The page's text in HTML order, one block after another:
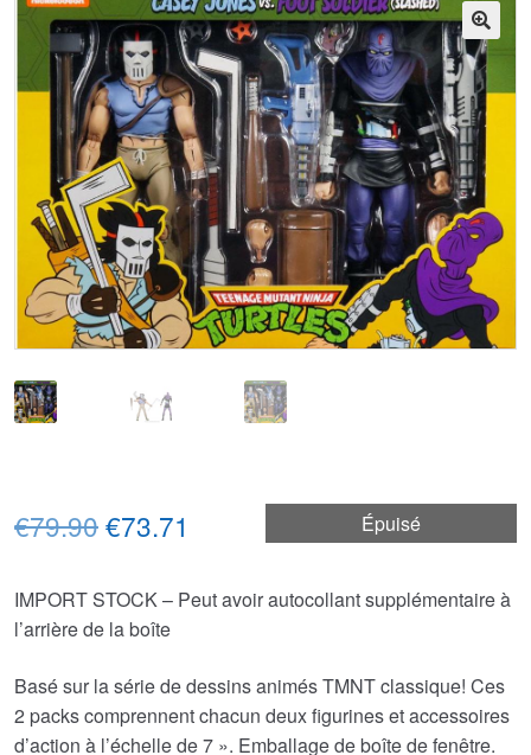
🔍
Épuisé
€79.90Le
initial
€79.90.
€73.71
actuel
€73.71.
IMPORT STOCK – Peut avoir autocollant supplémentaire à
l’arrière de la boîte
Basé sur la série de dessins animés TMNT classique! Ces
2 packs comprennent chacun deux figurines et accessoires
d’action à l’échelle de 7 ». Emballage de boîte de fenêtre.